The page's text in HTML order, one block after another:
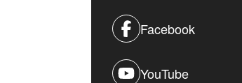
Facebook
YouTube